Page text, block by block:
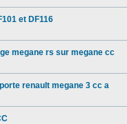
et DF116
megane rs sur megane cc
renault megane 3 cc a